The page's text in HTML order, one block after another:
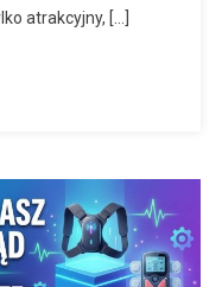
atrakcyjny, […]